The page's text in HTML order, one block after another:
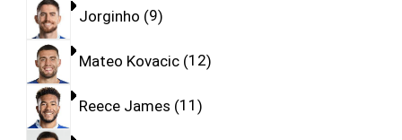
Jorginho 9
Mateo Kovacic 12
Reece James 11